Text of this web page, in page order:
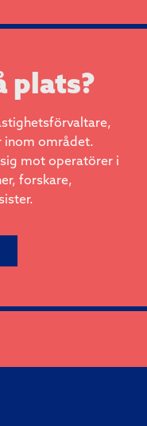
plats?
inom området.
mot operatörer i
forskare,